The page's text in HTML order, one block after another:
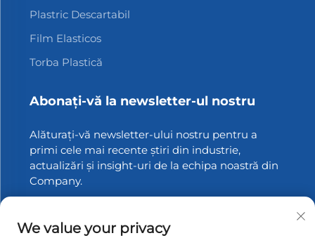
Plastric Descartabil
Film Elasticos
Torba Plastică
Abonați-vă la newsletter-ul nostru
Alăturați-vă newsletter-ului nostru pentru a
primi cele mai recente știri din industrie,
actualizări și insight-uri de la echipa noastră din
Company.
We value your privacy